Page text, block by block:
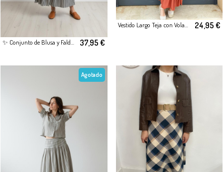
✨ Conjunto de Blusa y Falda Midi Rayas azul 37,95 €
24,95 €
Agotado